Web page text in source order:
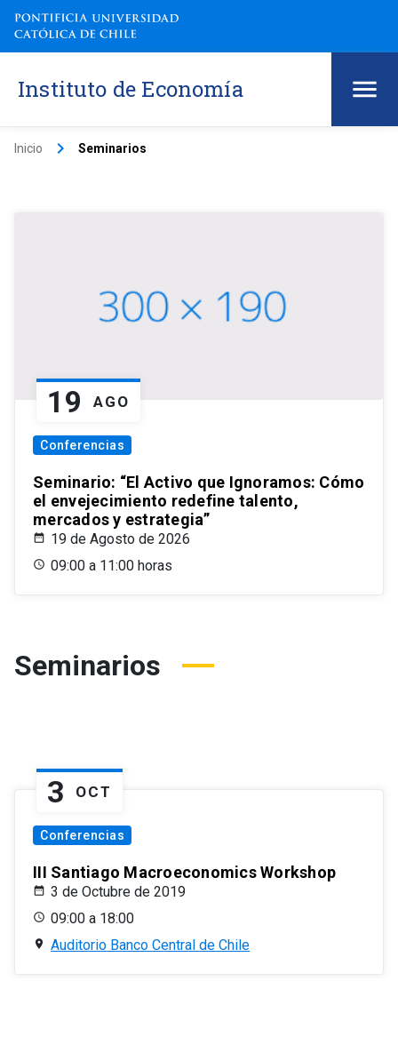
Instituto de Economía
Inicio keyboard_arrow_right Seminarios
19 AGO
Conferencias
Seminario: “El Activo que Ignoramos: Cómo
el envejecimiento redefine talento,
mercados y estrategia”
19 de Agosto de 2026
09:00 a 11:00 horas
Seminarios
3 OCT
Conferencias
III Santiago Macroeconomics Workshop
3 de Octubre de 2019
09:00 a 18:00
Auditorio Banco Central de Chile